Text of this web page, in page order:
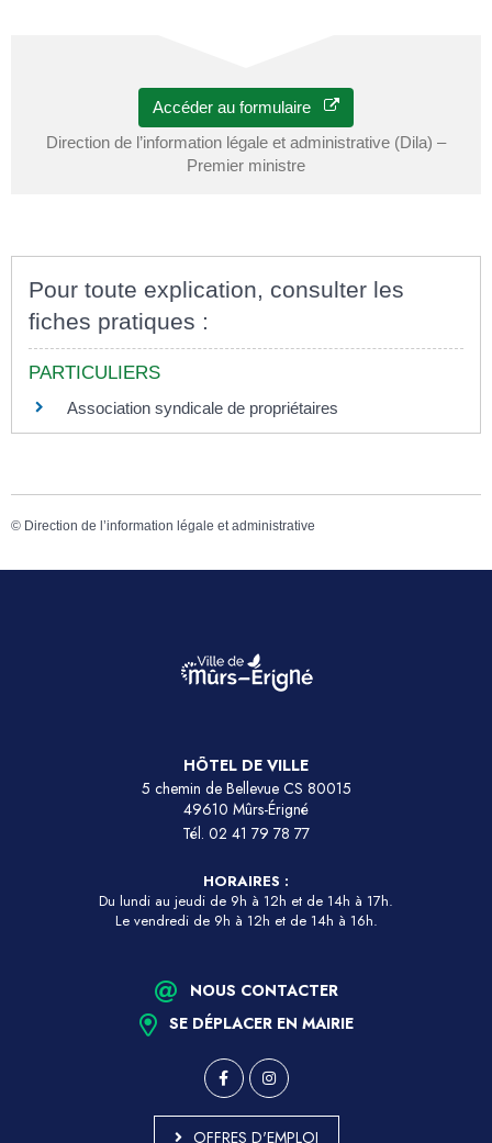
Accéder au formulaire
Direction de l’information légale et administrative (Dila) –
Premier ministre
Pour toute explication, consulter les
fiches pratiques :
PARTICULIERS
Association syndicale de propriétaires
© Direction de l’information légale et administrative
HÔTEL DE VILLE
5 chemin de Bellevue CS 80015
49610 Mûrs-Érigné
Tél. 02 41 79 78 77
HORAIRES :
Du lundi au jeudi de 9h à 12h et de 14h à 17h.
Le vendredi de 9h à 12h et de 14h à 16h.
NOUS CONTACTER
SE DÉPLACER EN MAIRIE
OFFRES D'EMPLOI